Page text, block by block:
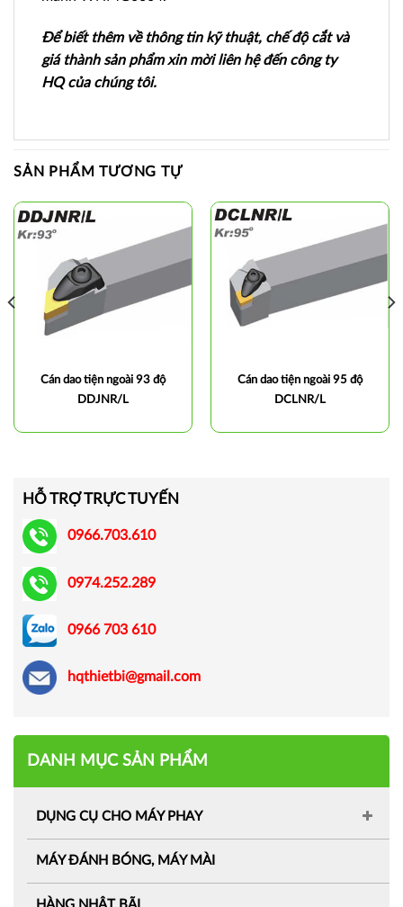
Để biết thêm về thông tin kỹ thuật, chế độ cắt và
giá thành sản phẩm xin mời liên hệ đến công ty
HQ của chúng tôi.
SẢN PHẨM TƯƠNG TỰ
Cán dao tiện ngoài 93 độ
DDJNR/L
Cán dao tiện ngoài 95 độ
DCLNR/L
HỖ TRỢ TRỰC TUYẾN
0966.703.610
0974.252.289
0966 703 610
hqthietbi@gmail.com
DANH MỤC SẢN PHẨM
DỤNG CỤ CHO MÁY PHAY
MÁY ĐÁNH BÓNG, MÁY MÀI